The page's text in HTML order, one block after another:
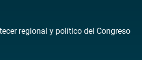
regional y político del Congreso